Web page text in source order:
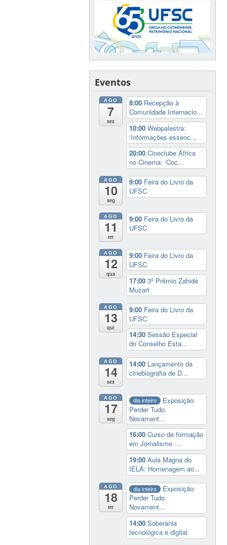
Eventos
AGO
7
sex
8:00 Recepção à
Comunidade Internacio...
10:00Webpalestra:
‘Informações essenc...
20:00Cineclube África
no Cinema: ‘Coc...
AGO
10
seg
9:00 Feira do Livro da
UFSC
AGO
11
ter
9:00 Feira do Livro da
UFSC
AGO
12
qua
9:00 Feira do Livro da
UFSC
17:003º Prêmio Zahidé
Muzart
AGO
13
qui
9:00 Feira do Livro da
UFSC
14:30Sessão Especial
do Conselho Esta...
AGO
14
sex
14:00 Lançamento da
cinebiografia de D...
AGO
17
seg
dia inteiro
Exposição:
Perder Tudo.
Novament...
16:00Curso de formação
em Jornalismo ...
19:00Aula Magna do
IELA: Homenagem ao...
AGO
18
ter
dia inteiro
Exposição:
Perder Tudo.
Novament...
14:00Soberania
tecnológica e digital